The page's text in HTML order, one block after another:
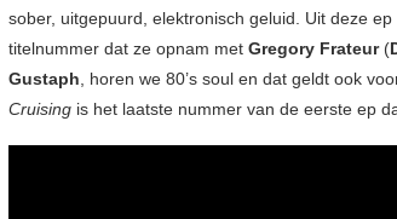
sober, uitgepuurd, elektronisch geluid. Uit deze
titelnummer dat ze opnam met Gregory Frateur (
Gustaph, horen we 80’s soul en dat geldt ook
Cruising is het laatste nummer van de eerste ep